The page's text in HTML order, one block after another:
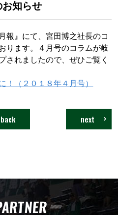
知らせ
報』にて、宮田博之社長のコ
ります。４月号のコラムが岐
されましたので、ぜひご覧く
！（２０１８年４月号）
next
back